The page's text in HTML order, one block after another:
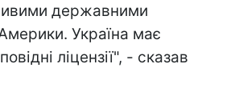
державними
Україна має
ліцензії", - сказав